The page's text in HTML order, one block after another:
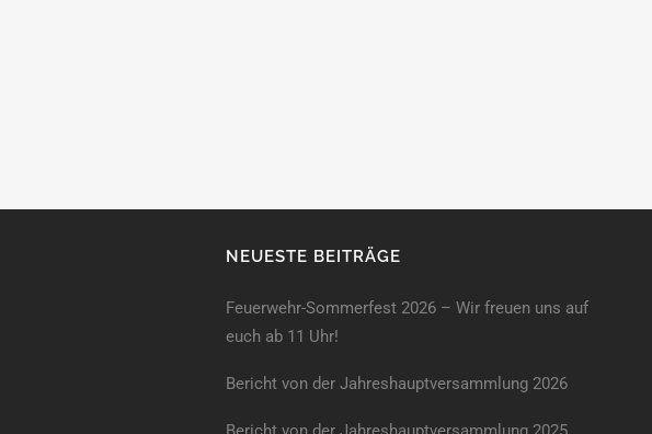
NEUESTE BEITRÄGE
Feuerwehr-Sommerfest 2026 – Wir freuen uns auf
euch ab 11 Uhr!
Bericht von der Jahreshauptversammlung 2026